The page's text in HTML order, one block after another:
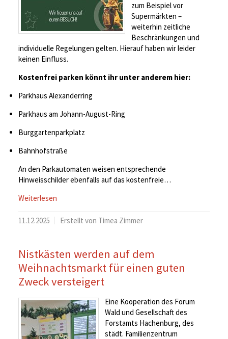
zum Beispiel vor
Supermärkten –
weiterhin zeitliche
Beschränkungen und
individuelle Regelungen gelten. Hierauf haben wir leider
keinen Einfluss.
Kostenfrei parken könnt ihr unter anderem hier:
Parkhaus Alexanderring
Parkhaus am Johann-August-Ring
Burggartenparkplatz
Bahnhofstraße
An den Parkautomaten weisen entsprechende
Hinweisschilder ebenfalls auf das kostenfreie…
Weiterlesen
11.12.2025 Erstellt von Timea Zimmer
Nistkästen werden auf dem
Weihnachtsmarkt für einen guten
Zweck versteigert
Eine Kooperation des Forum
Wald und Gesellschaft des
Forstamts Hachenburg, des
städt. Familienzentrum